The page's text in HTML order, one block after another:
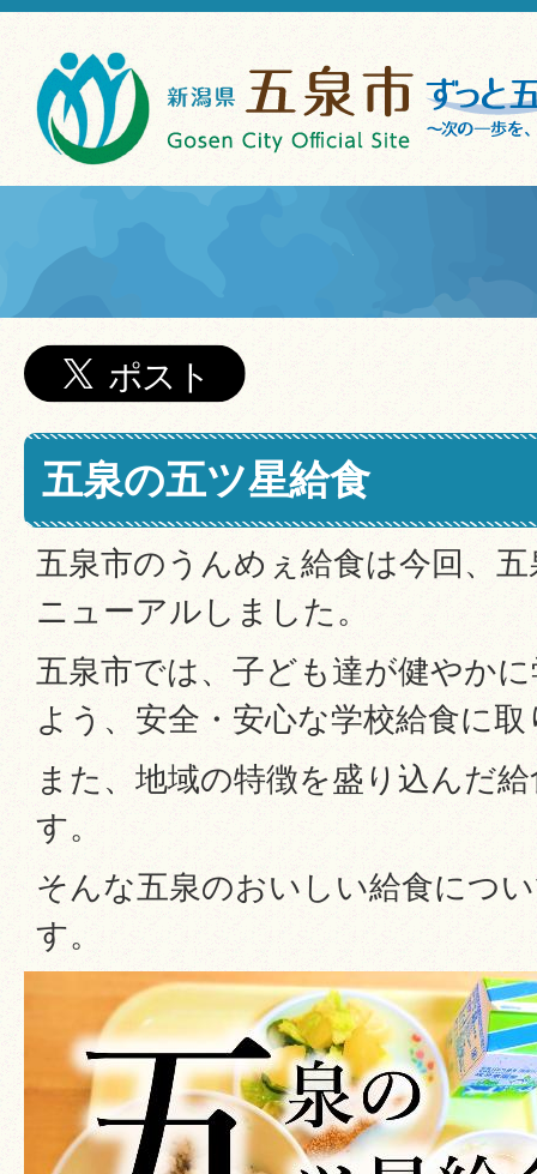
五泉の五ツ星給食
五泉市のうんめぇ給食は今回、
ニューアルしました。
五泉市では、子ども達が健やか
よう、安全・安心な学校給食に
また、地域の特徴を盛り込んだ
す。
そんな五泉のおいしい給食につ
す。